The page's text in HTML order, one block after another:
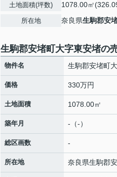
土地面積(坪数) 1078.00㎡
所在地 奈良県生駒郡安
生駒郡安堵町大字東安堵の
物件名 生駒郡安堵町
価格 330万円
土地面積 1078.00㎡
築年月 -（-）
総区画数 -
所在地 奈良県生駒郡